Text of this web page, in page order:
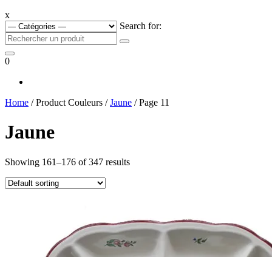
x
Search for:
0
Home / Product Couleurs /Jaune / Page 11
Jaune
Showing 161–176 of 347 results